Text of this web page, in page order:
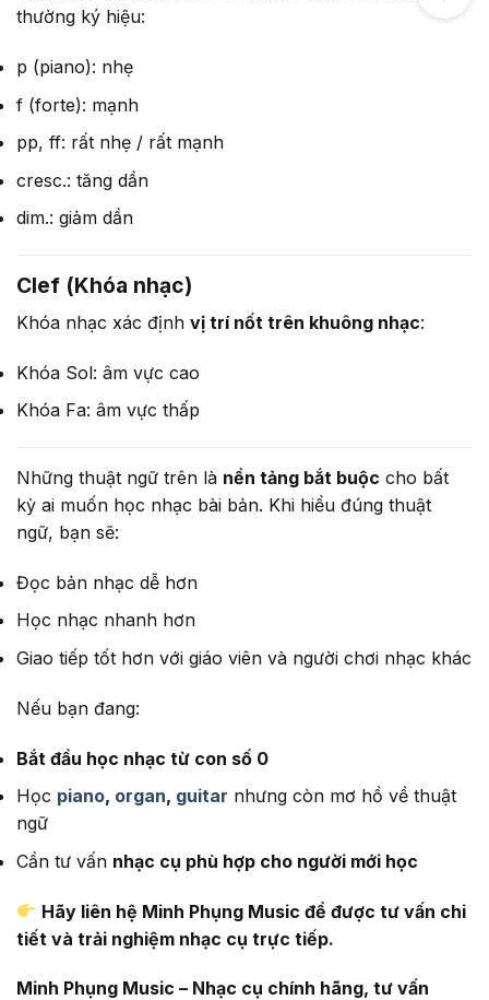
thường ký hiệu:
p (piano): nhẹ
f (forte): mạnh
pp, ff: rất nhẹ / rất mạnh
cresc.: tăng dần
dim.: giảm dần
Clef (Khóa nhạc)
Khóa nhạc xác định vị trí nốt trên khuông nhạc:
Khóa Sol: âm vực cao
Khóa Fa: âm vực thấp
Những thuật ngữ trên là nền tảng bắt buộc cho bất
kỳ ai muốn học nhạc bài bản. Khi hiểu đúng thuật
ngữ, bạn sẽ:
Đọc bản nhạc dễ hơn
Học nhạc nhanh hơn
Giao tiếp tốt hơn với giáo viên và người chơi nhạc khác
Nếu bạn đang:
Bắt đầu học nhạc từ con số 0
Học piano, organ, guitar nhưng còn mơ hồ về thuật
ngữ
Cần tư vấn nhạc cụ phù hợp cho người mới học
Hãy liên hệ Minh Phụng Music để được tư vấn chi
tiết và trải nghiệm nhạc cụ trực tiếp.
Minh Phụng Music – Nhạc cụ chính hãng, tư vấn